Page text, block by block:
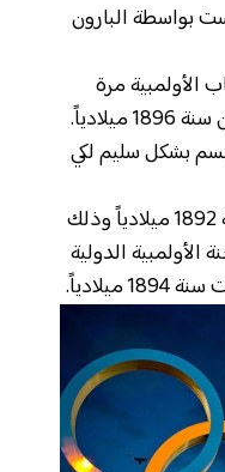
بواسطة البارون
الأولمبية مرة
بشكل سليم لكي
فعرض فكرته لأول مرة من سنة 1892 ميلادياً وذلك
الدولية